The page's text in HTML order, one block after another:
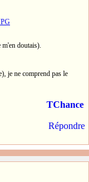
doutais).
je ne comprend pas le
TChance
Répondre